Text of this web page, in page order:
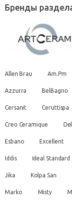
Бренды
Allen Brau Am.Pm
Azzurra BelBagno
Cersanit Ceruttispa
Creo Ceramique
Esbano Excellent
Iddis Ideal Standard
Jika Kolpa San
Marko Misty